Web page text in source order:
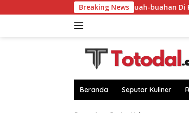
ke
Breaking News
Sulap Buah-buahan Di Rumah Dari
Beranda Seputar Kuliner